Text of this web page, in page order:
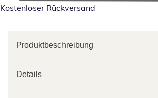
Kostenloser Rückversand
Produktbeschreibung
Details